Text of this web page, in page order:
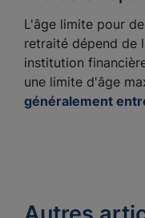
L'âge limite pour
retraité dépend de
institution
une limite d'âge
généralement